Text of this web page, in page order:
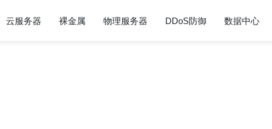
云服务器 裸金属 物理服务器 DDoS防御 数据中心